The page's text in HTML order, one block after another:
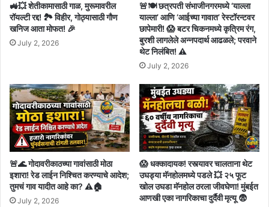
🚜💥 शेतीकामासाठी गाळ, मुरूमावरील
रॉयल्टी रद्द! 🏞️ विहीर, गोठ्यासाठी गौण
खनिज आता मोफत! 🎉
July 2, 2026
🚨🍽️ छत्रपती संभाजीनगरमध्ये ‘याल्ला
याल्ला’ आणि ‘आईच्या गावात’ रेस्टॉरन्टवर
छापेमारी! 😱 बटर चिकनमध्ये कृत्रिम रंग,
बुरशी लागलेले अन्नपदार्थ आढळले; परवाने
थेट निलंबित! ⚠️
July 2, 2026
🚨🌊 गोदावरीकाठच्या गावांसाठी मोठा
इशारा! रेड लाईन निश्चित करण्याचे आदेश;
तुमचं गाव यादीत आहे का? ⚠️🏠
July 2, 2026
😱 धक्कादायक! रस्त्यावर चालताना थेट
उघड्या मॅनहोलमध्ये पडले 💥 २५ फूट
खोल उघडा मॅनहोल ठरला जीवघेणा! मुंबईत
आणखी एका नागरिकाचा दुर्दैवी मृत्यू 😨